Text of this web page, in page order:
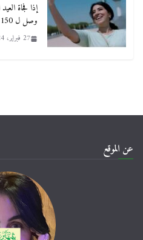
إذا فجاة
وصل ل 150 جنيه مصري فقط لاغير!!
27 فبراير، 2024
عن الموقع